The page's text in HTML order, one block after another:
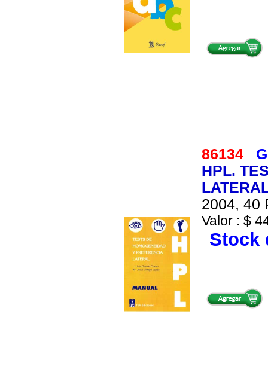
86134
HPL.
2004, 40
Valor : $
Stock